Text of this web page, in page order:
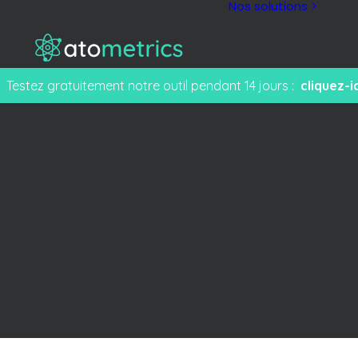
Nos solutions >
Testez gratuitement notre outil pendant 14 jours : cliquez-